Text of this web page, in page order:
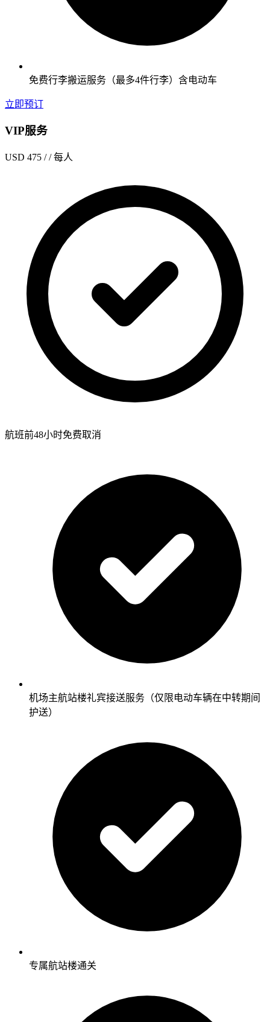
免费行李搬运服务（最多4件行李）含电动车
立即预订
VIP服务
USD 475 / / 每人
航班前48小时免费取消
机场主航站楼礼宾接送服务（仅限电动车辆在中转期间
护送）
专属航站楼通关